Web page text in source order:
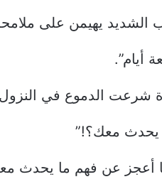
يهيمن على
أيام”.
شرعت الدموع في
يحدث معك؟!”
أعجز عن فهم ما يحدث